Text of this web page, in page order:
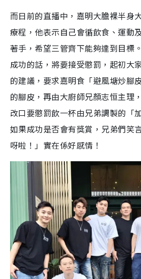
而日前的直播中，嘉明大膽裸半身
療程，他表示自己會循飲食、運動
著手，希望三管齊下能夠達到目標
成功的話，將要接受懲罰，起初大
的建議，要求嘉明食「避風塘炒腳
的腳皮，再由大廚師兄顏志恒主理
改口要懲罰飲一杯由兄弟調製的「
如果成功是否會有獎賞，兄弟們笑
呀啦！」實在係好感情！